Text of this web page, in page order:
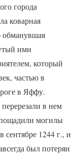
города
коварная
обманувшая
ими
который
частью в
в Яффу.
в нем
могилы
сентябре 1244 г., и
был потерян